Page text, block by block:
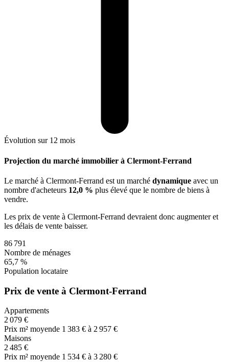
Évolution sur 12 mois
Projection du marché immobilier à Clermont-Ferrand
Le marché à Clermont-Ferrand est un marché dynamique avec un
nombre d'acheteurs 12,0 % plus élevé que le nombre de biens à
vendre.
Les prix de vente à Clermont-Ferrand devraient donc augmenteret
les délais de vente baisser.
86 791
Nombre de ménages
65,7 %
Population locataire
Prix de vente à Clermont-Ferrand
Appartements
2 079 €
Prix m² moyende 1 383 € à 2 957 €
Maisons
2 485 €
Prix m² moyende 1 534 € à 3 280 €